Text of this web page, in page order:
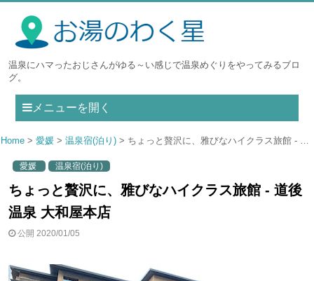
温泉にハマったおじさんがゆる～い感じで温泉めぐりをやってみるブロ
グ。
メニューを開く
Home 愛媛 温泉宿(泊り) ちょっと贅沢に、雅びなハイクラス旅館 - 道後温泉 大和屋本店
愛媛 温泉宿(泊り)
ちょっと贅沢に、雅びなハイクラス旅館 - 道後
温泉 大和屋本店
公開 2020/01/05